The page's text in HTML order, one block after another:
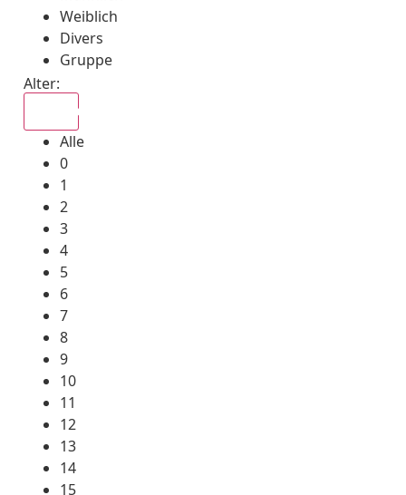
Weiblich
Divers
Gruppe
Alter:
Alle
0
1
2
3
4
5
6
7
8
9
10
11
12
13
14
15